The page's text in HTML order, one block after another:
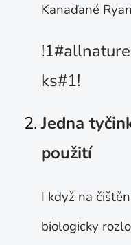
Kanaďané
ks#1!
Jedna
použití
I když na
biologicky